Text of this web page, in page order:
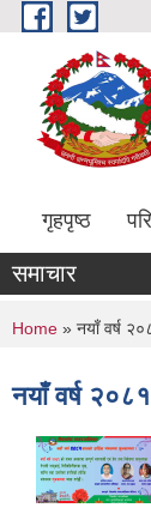
Skip to main content
गृहपृष्ठ
समाचार
You are
Home » नयाँ वर्ष
नयाँ वर्ष